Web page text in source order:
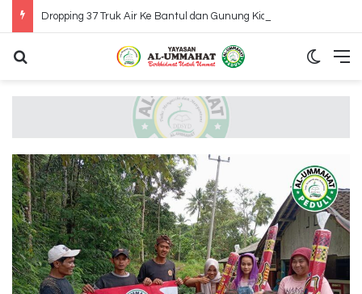
Dropping 37 Truk Air Ke Bantul dan Gunung Kidul Yogyakarta